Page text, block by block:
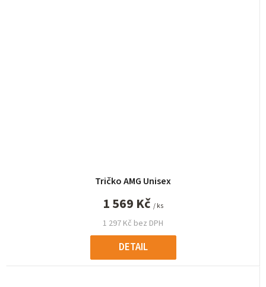
Tričko AMG Unisex
1 297 Kč bez DPH
1 569 Kč / ks
DETAIL